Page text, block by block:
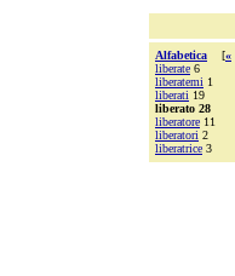
Alfabetica [«
liberate 6
liberatemi 1
liberati 19
liberato 28
liberatore 11
liberatori 2
liberatrice 3